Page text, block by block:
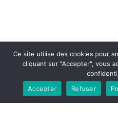
Ce site utilise des cookies pour
cliquant sur "Accepter", vous
Accepter
Refuser